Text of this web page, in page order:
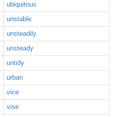
ubiquitous
unstable
unsteadily
unsteady
untidy
urban
vice
vise